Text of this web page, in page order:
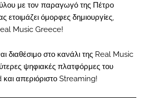
με τον παραγωγό της Πέτρο
ετοιμάζει όμορφες δημιουργίες,
Music Greece!
διαθέσιμο στο κανάλι της Real Music
ψηφιακές πλατφόρμες του
απεριόριστο Streaming!